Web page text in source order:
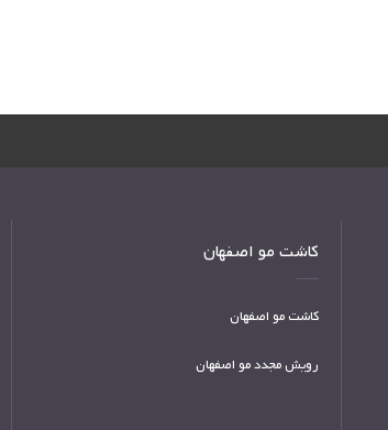
کاشت مو اصفهان
کاشت مو اصفهان
رویش مجدد مو اصفهان